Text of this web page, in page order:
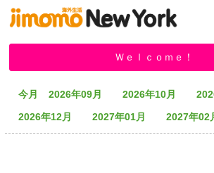
掲示板 タウン情報 教えて！
Ｗｅｌｃｏｍｅ！
今月 2026年09月 2026年10月
2026年12月
2027年01月 2027年